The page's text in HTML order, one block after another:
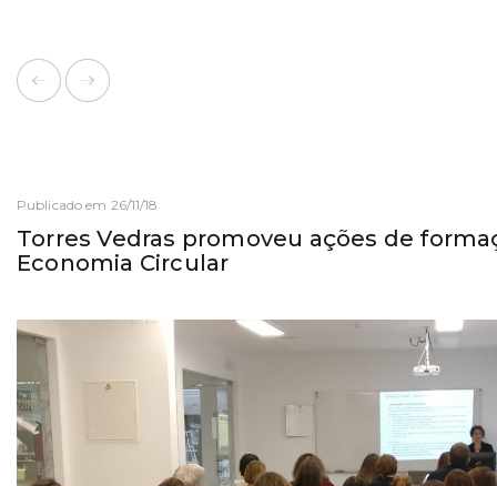
Publicado em 26/11/18
Torres Vedras promoveu ações de
Economia Circular